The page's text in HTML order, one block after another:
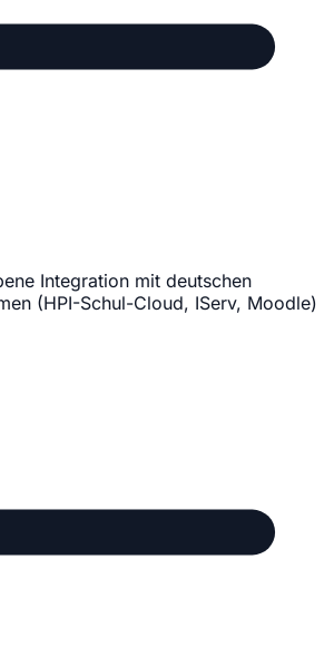
Integration mit deutschen
(HPI-Schul-Cloud, IServ, Moodle)